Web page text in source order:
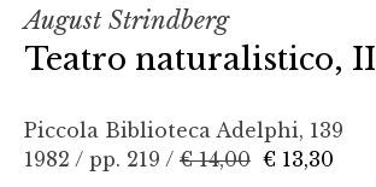
August Strindberg
Teatro naturalistico, II
Piccola Biblioteca Adelphi, 139
1982 / pp. 219 / € 14,00 € 13,30